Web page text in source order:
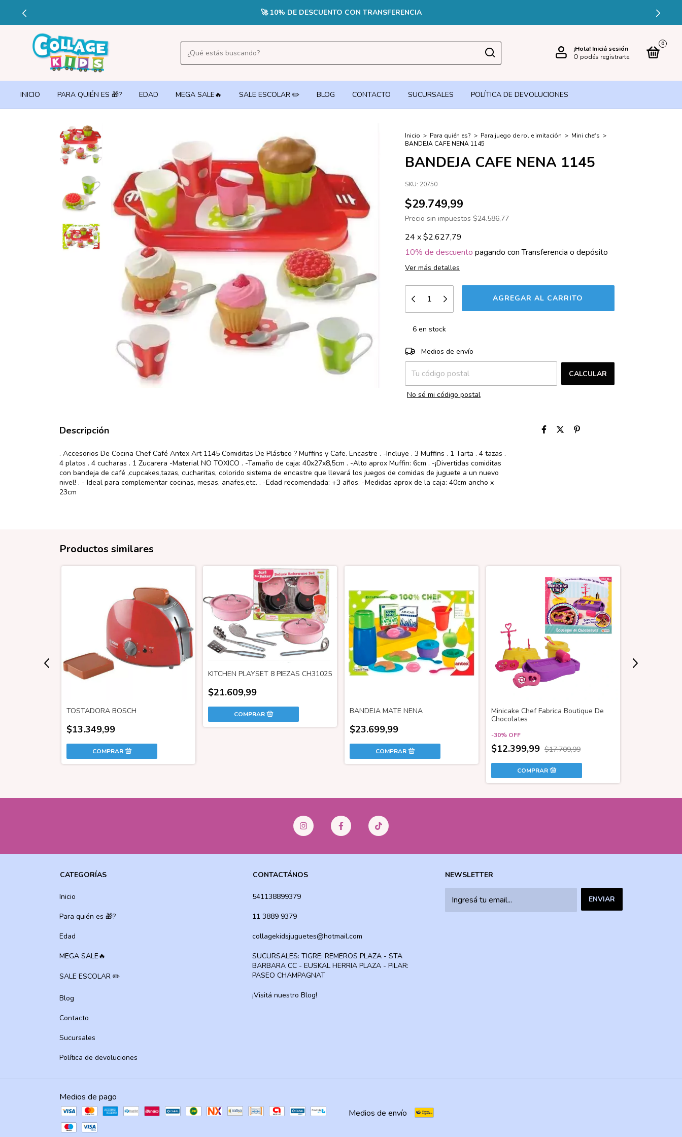
🔥3 CUOTAS SIN INTERÉS EN PEDIDOS +$70.000 CON TARJETA DE CRÉDITO
¡Hola! Iniciá sesión
O podés registrarte
0
INICIO PARA QUIÉN ES 🎁? EDAD MEGA SALE🔥 SALE ESCOLAR ✏️ BLOG CONTACTO SUCURSALES POLÍTICA DE DEVOLUCIONES
Inicio > Para quién es? > Para juego de rol e imitación > Mini chefs >
BANDEJA CAFE NENA 1145
BANDEJA CAFE NENA 1145
SKU: 20750
$29.749,99
Precio sin impuestos $24.586,77
24 x$2.627,79
10% de descuento pagando con Transferencia o depósito
Ver más detalles
6en stock
Entregas para el CP:
Medios de envío
CALCULAR
No sé mi código postal
Descripción
. Accesorios De Cocina Chef Café Antex Art 1145 Comiditas De Plástico ? Muffins y Cafe. Encastre . -Incluye . 3 Muffins . 1 Tarta . 4 tazas .
4 platos . 4 cucharas . 1 Zucarera -Material NO TOXICO . -Tamaño de caja: 40x27x8,5cm . -Alto aprox Muffin: 6cm . -¡Divertidas comiditas
con bandeja de café ,cupcakes,tazas, cucharitas, colorido sistema de encastre que llevará los juegos de comidas de juguete a un nuevo
nivel! . - Ideal para complementar cocinas, mesas, anafes,etc. . -Edad recomendada: +3 años. -Medidas aprox de la caja: 40cm ancho x
23cm
Productos similares
TOSTADORA BOSCH
$13.349,99
KITCHEN PLAYSET 8 PIEZAS CH31025
$21.609,99
BANDEJA MATE NENA
$23.699,99
Minicake Chef Fabrica Boutique De
Chocolates
-30% OFF
$12.399,99 $17.709,99
CATEGORÍAS
Inicio
Para quién es 🎁?
Edad
MEGA SALE🔥
SALE ESCOLAR ✏️
Blog
Contacto
Sucursales
Política de devoluciones
CONTACTÁNOS
541138899379
11 3889 9379
collagekidsjuguetes@hotmail.com
SUCURSALES: TIGRE: REMEROS PLAZA - STA
BARBARA CC - EUSKAL HERRIA PLAZA - PILAR:
PASEO CHAMPAGNAT
¡Visitá nuestro Blog!
NEWSLETTER
Medios de pago
Medios de envío